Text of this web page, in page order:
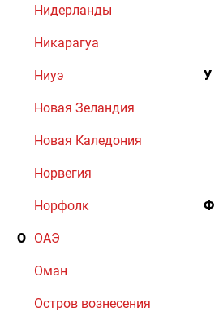
Нидерланды
Никарагуа
Ниуэ
Новая Зеландия
Новая Каледония
Норвегия
Норфолк
О ОАЭ
Оман
Остров вознесения
У
Ф